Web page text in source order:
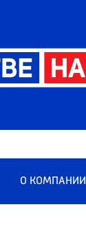
О КОМПАНИИ